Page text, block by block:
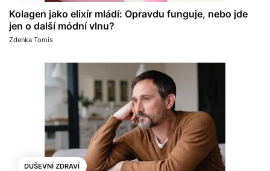
Kolagen jako elixír mládí: Opravdu funguje, nebo jde
jen o další módní vlnu?
Zdenka Tomis
DUŠEVNÍ ZDRAVÍ